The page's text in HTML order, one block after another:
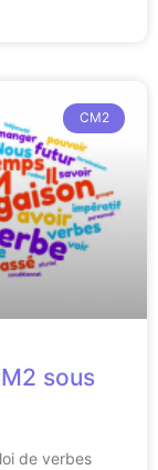
CM2
sous
de verbes